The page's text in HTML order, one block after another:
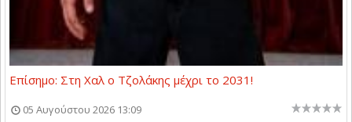
Επίσημο: Στη Χαλ ο Τζολάκης μέχρι το 2031!
05 Αυγούστου 2026 13:09